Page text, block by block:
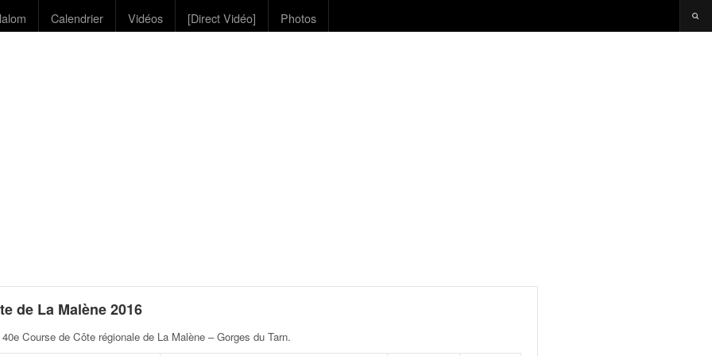
Calendrier Vidéos [Direct Vidéo] Photos
de La Malène 2016
Course de Côte régionale de La Malène – Gorges du Tarn.